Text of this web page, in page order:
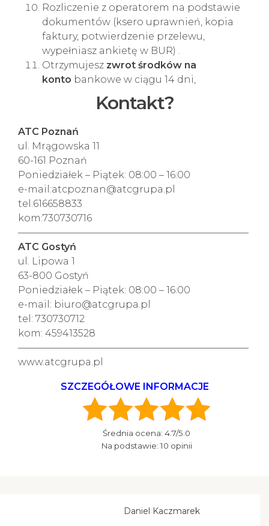
Rozliczenie z operatorem na podstawie
dokumentów (ksero uprawnień, kopia
faktury, potwierdzenie przelewu,
wypełniasz ankietę w BUR) .
Otrzymujesz zwrot środków na
konto bankowe w ciągu 14 dni,
Kontakt?
ATC Poznań
ul. Mrągowska 11
60-161 Poznań
Poniedziałek – Piątek: 08:00 – 16:00
e-mail:atcpoznan@atcgrupa.pl
tel:616658833
kom:730730716
————————————————————————
ATC Gostyń
ul. Lipowa 1
63-800 Gostyń
Poniedziałek – Piątek: 08:00 – 16:00
e-mail: biuro@atcgrupa.pl
tel: 730730712
kom: 459413528
————————————————————————
www.atcgrupa.pl
SZCZEGÓŁOWE INFORMACJE
Średnia ocena: 4.7/5.0
Na podstawie:10 opinii
Daniel Kaczmarek